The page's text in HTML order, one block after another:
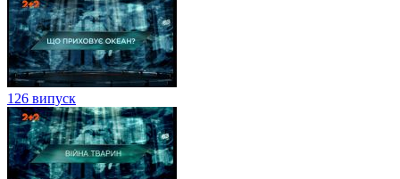
126 випуск